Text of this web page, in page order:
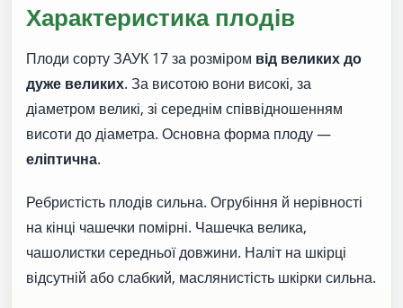
Характеристика плодів
Плоди сорту ЗАУК 17 за розміром від великих до
дуже великих. За висотою вони високі, за
діаметром великі, зі середнім співвідношенням
висоти до діаметра. Основна форма плоду —
еліптична.
Ребристість плодів сильна. Огрубіння й нерівності
на кінці чашечки помірні. Чашечка велика,
чашолистки середньої довжини. Наліт на шкірці
відсутній або слабкий, маслянистість шкірки сильна.